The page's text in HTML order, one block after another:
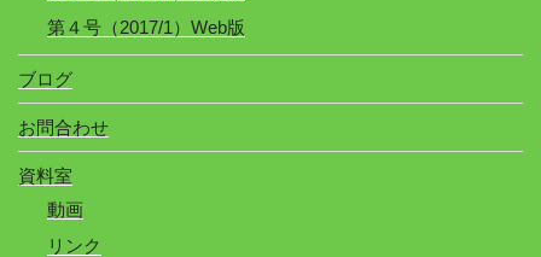
第４号（2017/1）Web版
ブログ
お問合わせ
資料室
動画
リンク